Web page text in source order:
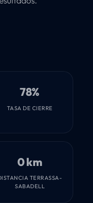
78%
TASA DE CIERRE
0 km
TERRASSA-
SABADELL